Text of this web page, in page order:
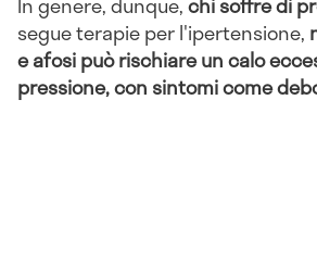
segue terapie per l'ipertensione,
e afosi può rischiare un calo
pressione, con sintomi come